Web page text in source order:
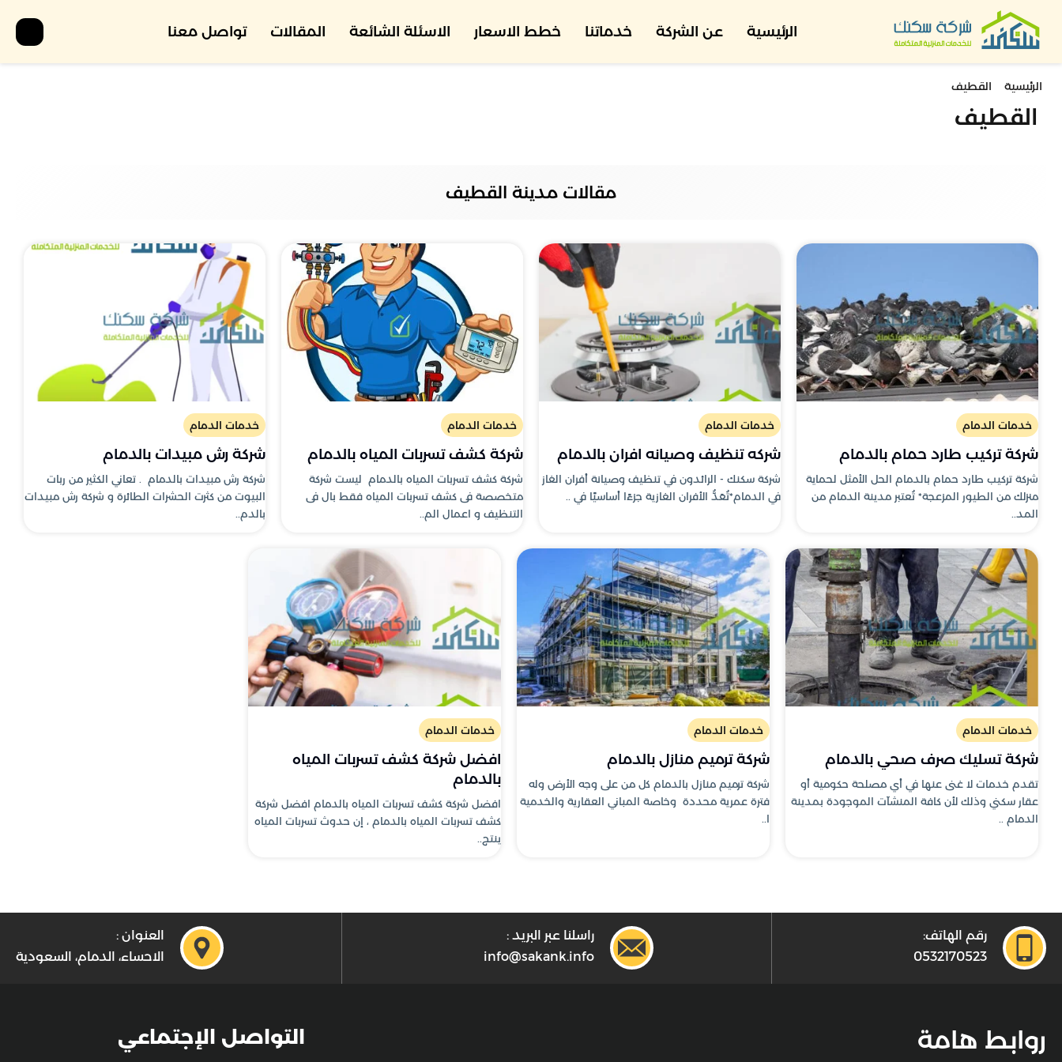
الرئيسية عن الشركة خدماتنا خطط الاسعار الاسئلة الشائعة المقالات تواصل معنا
الرئيسية القطيف
القطيف
مقالات مدينة القطيف
خدمات الدمام
شركة تركيب طارد حمام بالدمام
شركة تركيب طارد حمام بالدمام الحل الأمثل لحماية
منزلك من الطيور المزعجة* تُعتبر مدينة الدمام من
المد..
خدمات الدمام
شركه تنظيف وصيانه افران بالدمام
شركة سكنك - الرائدون في تنظيف وصيانة أفران الغاز
في الدمام*تُعَدُّ الأفران الغازية جزءًا أساسيًا في ..
خدمات الدمام
شركة كشف تسربات المياه بالدمام
شركة كشف تسربات المياه بالدمام ليست شركة
متخصصة فى كشف تسربات المياه فقط بال فى
التنظيف و اعمال الم..
خدمات الدمام
شركة رش مبيدات بالدمام
شركة رش مبيدات بالدمام . تعاني الكثير من ربات
البيوت من كثرت الحشرات الطائرة و شركة رش مبيدات
بالدم..
خدمات الدمام
شركة تسليك صرف صحي بالدمام
تقدم خدمات لا غنى عنها في أي مصلحة حكومية أو
عقار سكني وذلك لأن كافة المنشآت الموجودة بمدينة
الدمام ..
خدمات الدمام
شركة ترميم منازل بالدمام
شركة ترميم منازل بالدمام كل من على وجه الأرض وله
فترة عمرية محددة وخاصة المباني العقارية والخدمية
ا..
خدمات الدمام
افضل شركة كشف تسربات المياه
بالدمام
افضل شركة كشف تسربات المياه بالدمام افضل شركة
كشف تسربات المياه بالدمام ، إن حدوث تسربات المياه
ينتج..
رقم الهاتف:
0532170523
راسلنا عبر البريد :
info@sakank.info
العنوان :
الاحساء، الدمام، السعودية
روابط هامة التواصل الإجتماعي